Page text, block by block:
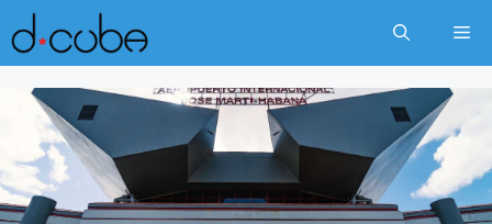
Skip
to
content